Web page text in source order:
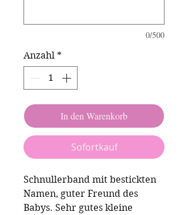
0/500
Anzahl *
In den Warenkorb
Sofortkauf
Schnullerband mit bestickten
Namen, guter Freund des
Babys. Sehr gutes kleine